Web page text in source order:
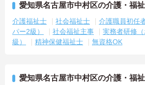
愛知県名古屋市中村区の介護・福
介護福祉士 社会福祉士
介護職員初任
パー2級）
社会福祉主事
実務者研修
級）
精神保健福祉士 無資格OK
愛知県名古屋市中村区の介護・福